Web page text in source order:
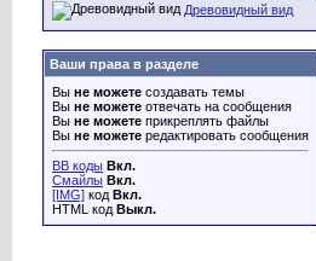
Древовидный вид
Ваши права в разделе
Вы не можете создавать темы
Вы не можете отвечать на сообщения
Вы не можете прикреплять файлы
Вы не можете редактировать сообщения
BB коды Вкл.
Смайлы Вкл.
[IMG] код Вкл.
HTML код Выкл.